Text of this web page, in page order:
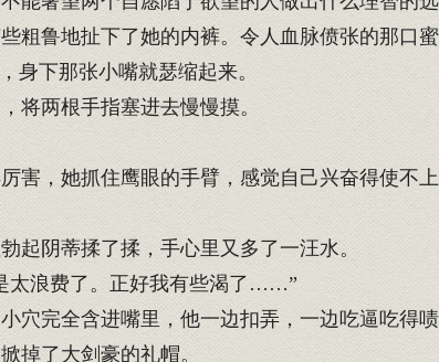
粗鲁地扯下了她的内裤。令人血脉偾张的那口
身下那张小嘴就瑟缩起来。
将两根手指塞进去慢慢摸。
，她抓住鹰眼的手臂，感觉自己兴奋得使不上
阴蒂揉了揉，手心里又多了一汪水。
太浪费了。正好我有些渴了……”
完全含进嘴里，他一边扣弄，一边吃逼吃得啧
掉了大剑豪的礼帽。